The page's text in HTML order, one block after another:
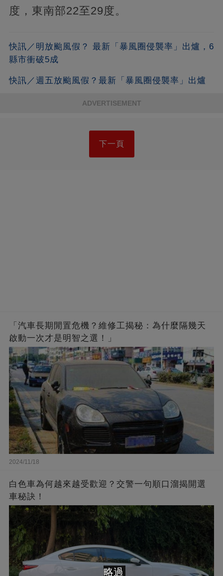
度，東南部22至29度。
快訊／明放颱風假？ 最新「暴風圈侵襲率」出爐，6
縣市衝破5成
快訊／週五放颱風假？最新「暴風圈侵襲率」出爐
ADVERTISEMENT
下一頁
「汽車長期閒置危機？維修工揭秘：為什麼隔幾天
啟動一次才是明智之選！」
2024/11/18
白色車為何越來越受歡迎？交警一句順口溜揭開選
車秘訣！
略過